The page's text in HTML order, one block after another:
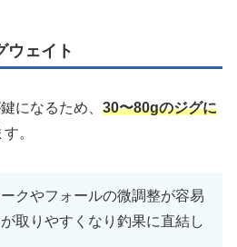
ウェイト
になるため、 30〜80gのジグに
。
クやフォールの微調整が容易
取りやすくなり釣果に直結し